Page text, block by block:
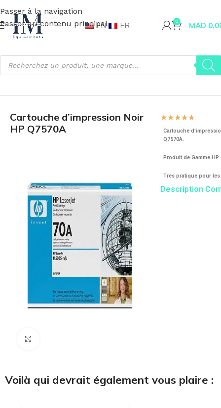
Passer à la navigation
Passer au contenu principal
EN FR 0 MAD
Accueil Matériel Informatique Cartouche
Cartouche d’impression Noir
HP Q7570A
☆☆☆☆☆
Cartouche
Q7570A.
Produit de Gamme
Très pratique pour
Description
Voilà qui devrait également vous plaire :